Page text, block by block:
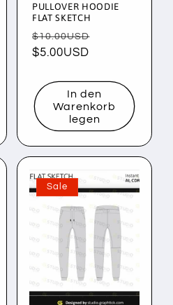
PULLOVER HOODIE
FLAT SKETCH
Normaler
Preis
$10.00USD
$5.00USD
In den
Warenkorb
legen
Sale